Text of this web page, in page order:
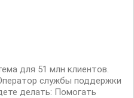
для 51 млн клиентов.
службы поддержки
делать: Помогать